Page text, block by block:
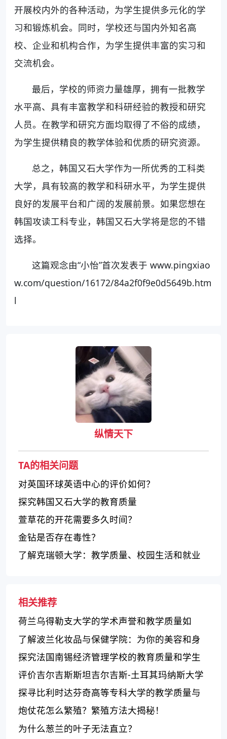
开展校内外的各种活动，为学生提供多元化的学
习和锻炼机会。同时，学校还与国内外知名高
校、企业和机构合作，为学生提供丰富的实习和
交流机会。
最后，学校的师资力量雄厚，拥有一批教学
水平高、具有丰富教学和科研经验的教授和研究
人员。在教学和研究方面均取得了不俗的成绩，
为学生提供精良的教学体验和优质的研究资源。
总之，韩国又石大学作为一所优秀的工科类
大学，具有较高的教学和科研水平，为学生提供
良好的发展平台和广阔的发展前景。如果您想在
韩国攻读工科专业，韩国又石大学将是您的不错
选择。
这篇观念由“小怡”首次发表于 www.pingxiao
w.com/question/16172/84a2f0f9e0d5649b.htm
l
纵情天下
TA的相关问题
对英国环球英语中心的评价如何？
探究韩国又石大学的教育质量
萱草花的开花需要多久时间？
金钻是否存在毒性？
了解克瑞顿大学：教学质量、校园生活和就业
相关推荐
荷兰乌得勒支大学的学术声誉和教学质量如
何？
了解波兰化妆品与保健学院：为你的美容和身
体保健服务
探究法国南锡经济管理学校的教育质量和学生
生活
评价吉尔吉斯斯坦吉尔吉斯-土耳其玛纳斯大学
的教育质量
探寻比利时达芬奇高等专科大学的教学质量与
学生评价
炮仗花怎么繁殖？繁殖方法大揭秘！
为什么葱兰的叶子无法直立？